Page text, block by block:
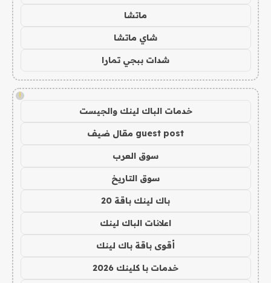
ماتشا
شاي ماتشا
شدات ببجي تمارا
!
خدمات الباك لينك والجيست
guest post مقال ضيف
سوق العرب
سوق التاريخ
باك لينك باقة 20
اعلانات الباك لينك
أقوى باقة باك لينك
خدمات با كلينك 2026